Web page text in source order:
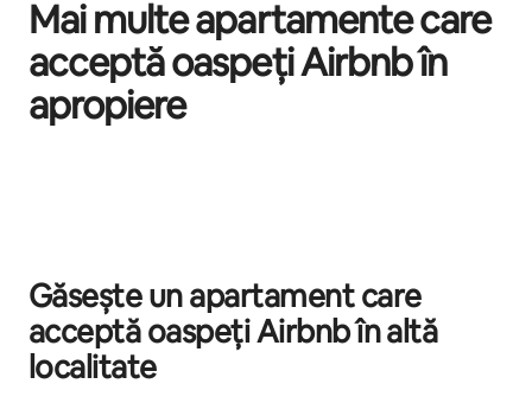
Mai multe apartamente care
acceptă oaspeți Airbnb în
apropiere
Găsește un apartament care
acceptă oaspeți Airbnb în altă
localitate